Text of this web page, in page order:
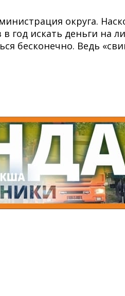
округа.
год искать деньги на
бесконечно. Ведь